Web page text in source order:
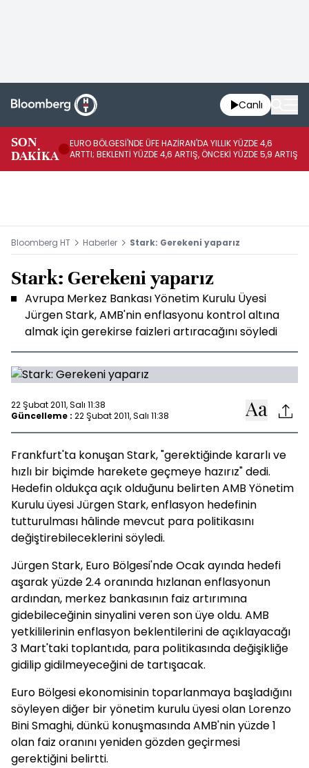
Canlı
SON
DAKİKA
EURO BÖLGESİ'NDE ÜFE HAZİRAN'DA YILLIK YÜZDE 4,6
ARTTI; BEKLENTİ YÜZDE 4,6 ARTIŞ, ÖNCEKİ YÜZDE 5,9 ARTIŞ
Bloomberg HT Haberler Stark: Gerekeni yaparız
Stark: Gerekeni yaparız
Avrupa Merkez Bankası Yönetim Kurulu Üyesi
Jürgen Stark, AMB'nin enflasyonu kontrol altına
almak için gerekirse faizleri artıracağını söyledi
22 Şubat 2011, Salı 11:38
Güncelleme : 22 Şubat 2011, Salı 11:38
Frankfurt'ta konuşan Stark, "gerektiğinde kararlı ve
hızlı bir biçimde harekete geçmeye hazırız" dedi.
Hedefin oldukça açık olduğunu belirten AMB Yönetim
Kurulu üyesi Jürgen Stark, enflasyon hedefinin
tutturulması hâlinde mevcut para politikasını
değiştirebileceklerini söyledi.
Jürgen Stark, Euro Bölgesi'nde Ocak ayında hedefi
aşarak yüzde 2.4 oranında hızlanan enflasyonun
ardından, merkez bankasının faiz artırımına
gidebileceğinin sinyalini veren son üye oldu. AMB
yetkililerinin enflasyon beklentilerini de açıklayacağı
3 Mart'taki toplantıda, para politikasında değişikliğe
gidilip gidilmeyeceğini de tartışacak.
Euro Bölgesi ekonomisinin toparlanmaya başladığını
söyleyen diğer bir yönetim kurulu üyesi olan Lorenzo
Bini Smaghi, dünkü konuşmasında AMB'nin yüzde 1
olan faiz oranını yeniden gözden geçirmesi
gerektiğini belirtti.